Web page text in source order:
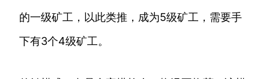
的一级矿工，以此类推，成为5级矿工，需要手
下有3个4级矿工。